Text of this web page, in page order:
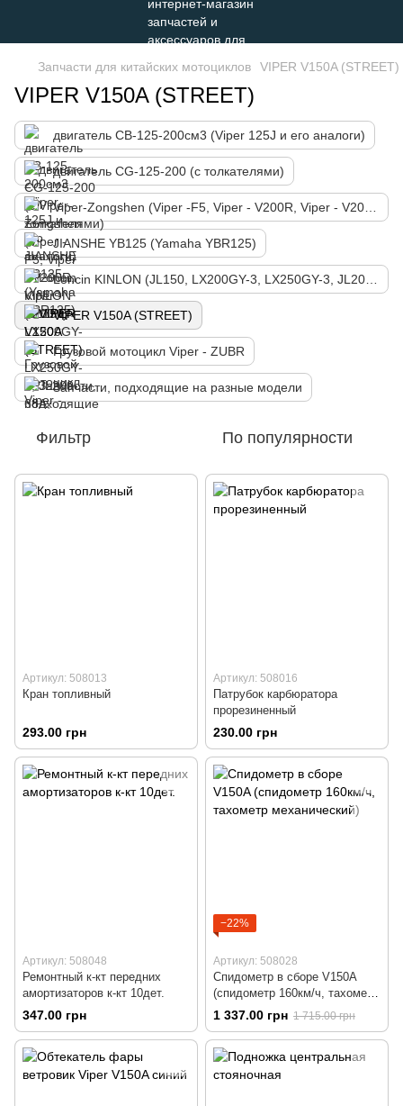
Запчасти для китайских мотоциклов VIPER V150A (STREET)
VIPER V150A (STREET)
двигатель СВ-125-200см3 (Viper 125J и его аналоги)
двигатель СG-125-200 (с толкателями)
JIANSHE YB125 (Yamaha YBR125)
VIPER V150A (STREET)
Грузовой мотоцикл Viper - ZUBR
Запчасти, подходящие на разные модели
Фильтр По популярности
Артикул: 508013
Кран топливный
293.00 грн
Артикул: 508016
Патрубок карбюратора
прорезиненный
230.00 грн
Артикул: 508048
Ремонтный к-кт передних
амортизаторов к-кт 10дет.
347.00 грн
−22%
Артикул: 508028
Спидометр в сборе V150A
(спидометр 160км/ч, тахометр
механический)
1 337.00 грн 1 715.00 грн